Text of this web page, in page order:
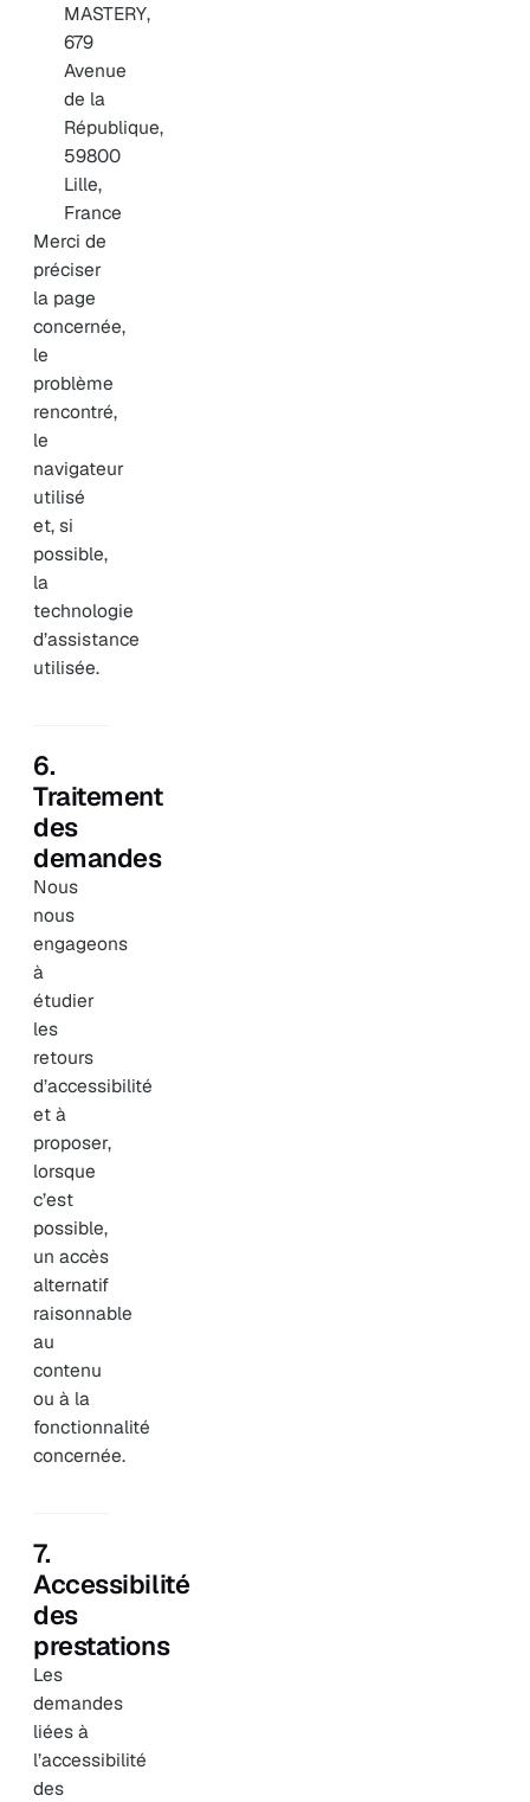
MASTERY,
679
Avenue
de la
République,
59800
Lille,
France
Merci de
préciser
la page
concernée,
le
problème
rencontré,
le
navigateur
utilisé
et, si
possible,
la
technologie
d’assistance
utilisée.
6.
Traitement
des
demandes
Nous
nous
engageons
à
étudier
les
retours
d’accessibilité
et à
proposer,
lorsque
c’est
possible,
un accès
alternatif
raisonnable
au
contenu
ou à la
fonctionnalité
concernée.
7.
Accessibilité
des
prestations
Les
demandes
liées à
l’accessibilité
des